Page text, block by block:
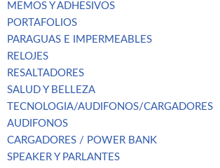
MEMOS Y ADHESIVOS
PORTAFOLIOS
PARAGUAS E IMPERMEABLES
RELOJES
RESALTADORES
SALUD Y BELLEZA
TECNOLOGIA/AUDIFONOS/CARGADORES
AUDIFONOS
CARGADORES / POWER BANK
SPEAKER Y PARLANTES